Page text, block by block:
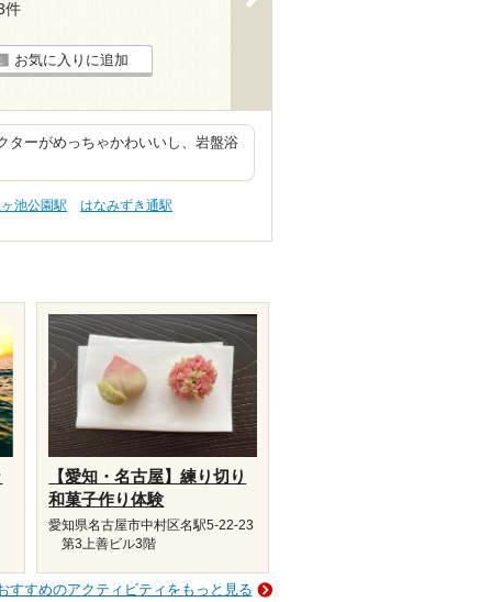
件
お気に入りに追加
ターがめっちゃかわいいし、岩盤浴
池公園駅
はなみずき通駅
【愛知・名古屋】練り切り
和菓子作り体験
愛知県名古屋市中村区名駅5-22-23
第3上善ビル3階
すすめのアクティビティをもっと見る